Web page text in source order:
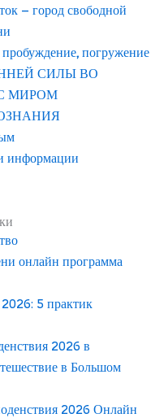
– город свободной
погружение
СИЛЫ ВО
МИРОМ
информации
онлайн программа
5 практик
2026 в
в Большом
2026 Онлайн